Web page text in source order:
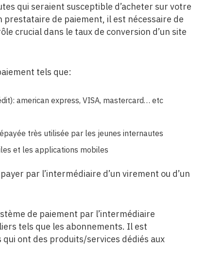
qui seraient susceptible d’acheter sur votre
prestataire de paiement, il est nécessaire de
crucial dans le taux de conversion d’un site
tels que:
american express, VISA, mastercard… etc
très utilisée par les jeunes internautes
et les applications mobiles
par l’intermédiaire d’un virement ou d’un
de paiement par l’intermédiaire
tels que les abonnements. Il est
ont des produits/services dédiés aux